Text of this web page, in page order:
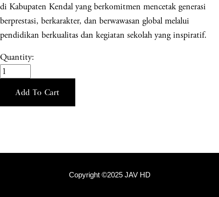
di Kabupaten Kendal yang berkomitmen mencetak generasi
berprestasi, berkarakter, dan berwawasan global melalui
pendidikan berkualitas dan kegiatan sekolah yang inspiratif.
Quantity:
Add To Cart
Copyright ©2025 JAV HD